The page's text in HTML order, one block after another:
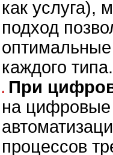
как услуга),
подход
каждого типа.
При
на цифровые
процессов